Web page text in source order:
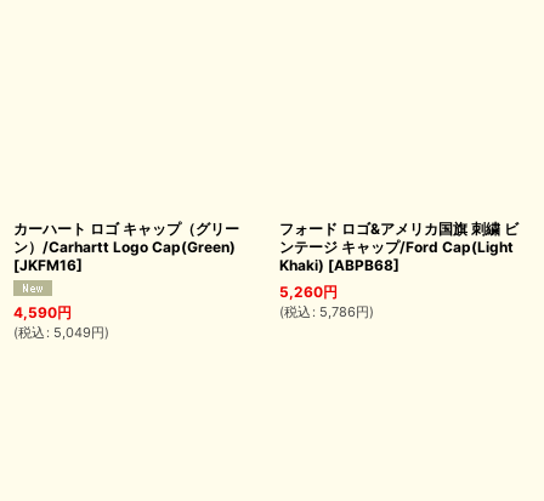
カーハート ロゴ キャップ（グリー
ン）/Carhartt Logo Cap(Green)
[JKFM16]
4,590円
(税込 : 5,049円)
フォード ロゴ&アメリカ国旗 刺繍 ビ
ンテージ キャップ/Ford Cap(Light
Khaki) [ABPB68]
5,260円
(税込 : 5,786円)